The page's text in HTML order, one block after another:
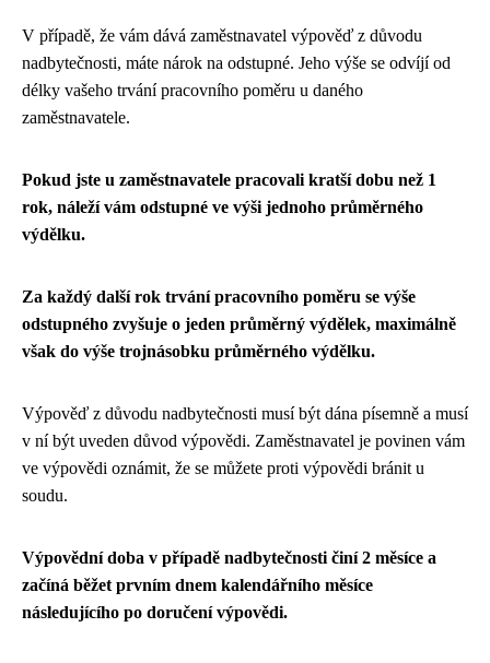
V případě, že vám dává zaměstnavatel výpověď z důvodu
nadbytečnosti, máte nárok na odstupné. Jeho výše se odvíjí od
délky vašeho trvání pracovního poměru u daného
zaměstnavatele.
Pokud jste u zaměstnavatele pracovali kratší dobu než 1
rok, náleží vám odstupné ve výši jednoho průměrného
výdělku.
Za každý další rok trvání pracovního poměru se výše
odstupného zvyšuje o jeden průměrný výdělek, maximálně
však do výše trojnásobku průměrného výdělku.
Výpověď z důvodu nadbytečnosti musí být dána písemně a musí
v ní být uveden důvod výpovědi. Zaměstnavatel je povinen vám
ve výpovědi oznámit, že se můžete proti výpovědi bránit u
soudu.
Výpovědní doba v případě nadbytečnosti činí 2 měsíce a
začíná běžet prvním dnem kalendářního měsíce
následujícího po doručení výpovědi.